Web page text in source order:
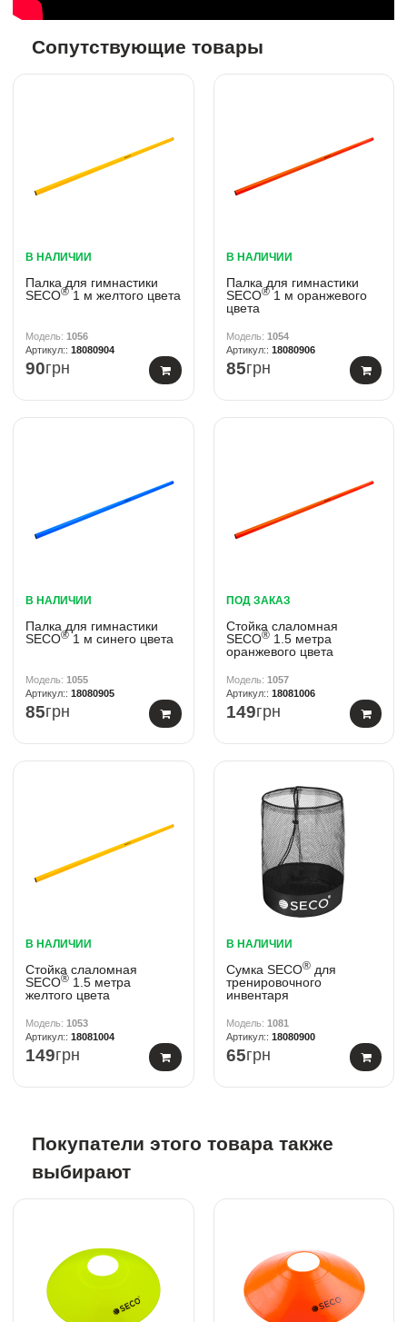
Сопутствующие товары
В НАЛИЧИИ
Палка для гимнастики
SECO®1 м желтого цвета
1056
18080904
90грн
В НАЛИЧИИ
Палка для гимнастики
SECO®1 м оранжевого
цвета
1054
18080906
85грн
В НАЛИЧИИ
Палка для гимнастики
SECO®1 м синего цвета
1055
18080905
85грн
ПОД ЗАКАЗ
Стойка слаломная
SECO®1.5 метра
оранжевого цвета
1057
18081006
149грн
В НАЛИЧИИ
Стойка слаломная
SECO® 1.5 метра
желтого цвета
1053
18081004
149грн
В НАЛИЧИИ
Сумка SECO®для
тренировочного
инвентаря
1081
18080900
65грн
Покупатели этого товара также
выбирают